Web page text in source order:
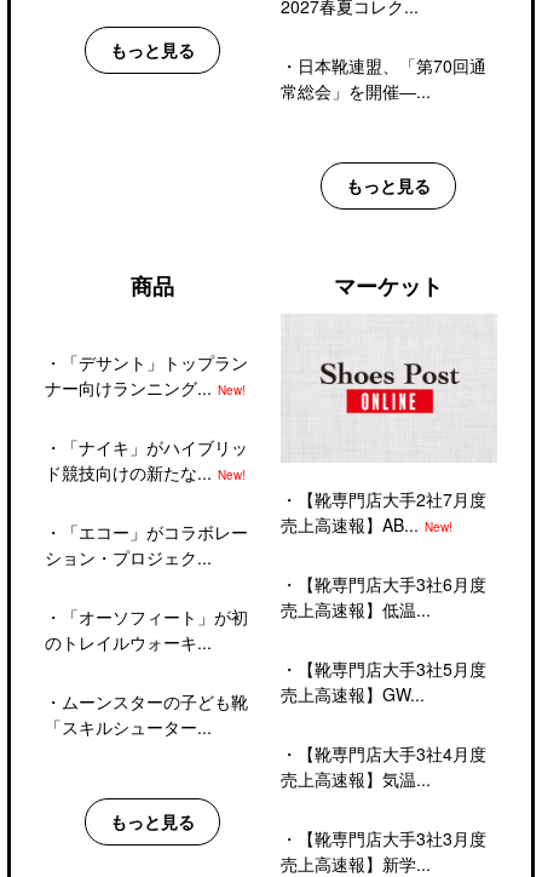
もっと見る
2027春夏コレク...
・ 日本靴連盟、「第70回通
常総会」を開催―...
もっと見る
商品
・
「デサント」トップラン
ナー向けランニング... New!
・
「ナイキ」がハイブリッ
ド競技向けの新たな... New!
・
「エコー」がコラボレー
ション・プロジェク...
・
「オーソフィート」が初
のトレイルウォーキ...
・ ムーンスターの子ども靴
「スキルシューター...
もっと見る
マーケット
・
【靴専門店大手2社7月度
売上高速報】AB... New!
・
【靴専門店大手3社6月度
売上高速報】低温...
・
【靴専門店大手3社5月度
売上高速報】GW...
・
【靴専門店大手3社4月度
売上高速報】気温...
・
【靴専門店大手3社3月度
売上高速報】新学...